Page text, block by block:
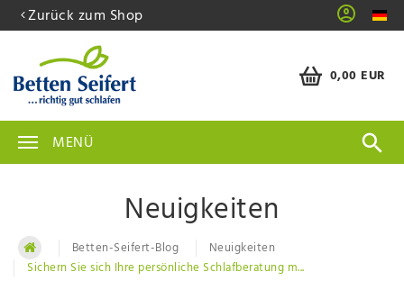
Zurück zum Shop
0,00 EUR
MENÜ
Neuigkeiten
Betten-Seifert-Blog
Neuigkeiten
Sichern Sie sich Ihre persönliche Schlafberatung m...